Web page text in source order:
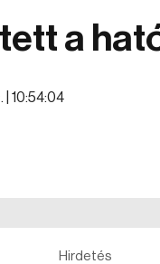
a
| 10:54:04
Hirdetés